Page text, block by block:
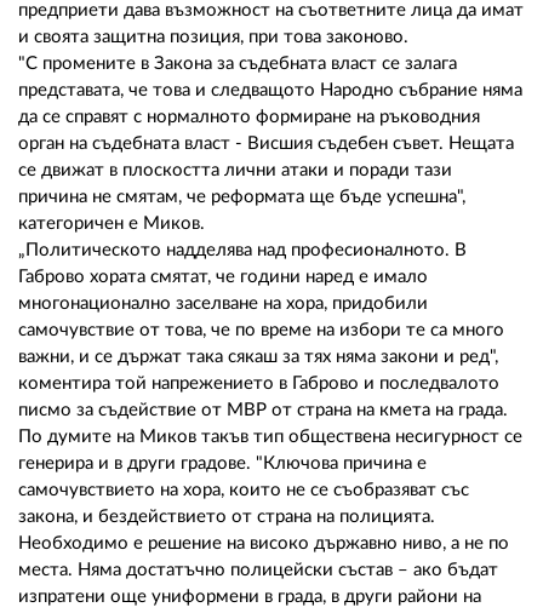
предприети дава възможност на съответните лица да имат
и своята защитна позиция, при това законово.
"С промените в Закона за съдебната власт се залага
представата, че това и следващото Народно събрание няма
да се справят с нормалното формиране на ръководния
орган на съдебната власт - Висшия съдебен съвет. Нещата
се движат в плоскостта лични атаки и поради тази
причина не смятам, че реформата ще бъде успешна",
категоричен е Миков.
„Политическото надделява над професионалното. В
Габрово хората смятат, че години наред е имало
многонационално заселване на хора, придобили
самочувствие от това, че по време на избори те са много
важни, и се държат така сякаш за тях няма закони и ред",
коментира той напрежението в Габрово и последвалото
писмо за съдействие от МВР от страна на кмета на града.
По думите на Миков такъв тип обществена несигурност се
генерира и в други градове. "Ключова причина е
самочувствието на хора, които не се съобразяват със
закона, и бездействието от страна на полицията.
Необходимо е решение на високо държавно ниво, а не по
места. Няма достатъчно полицейски състав – ако бъдат
изпратени още униформени в града, в други райони на